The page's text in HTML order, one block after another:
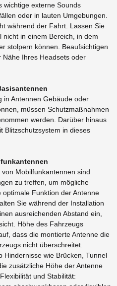
wichtige externe Sounds
oder in lauten Umgebungen.
während der Fahrt. Lassen Sie
in einem Bereich, in dem
stolpern können. Beaufsichtigen
Nähe Ihres Headsets oder
in Antennen Gebäude oder
müssen Schutzmaßnahmen
werden. Darüber hinaus
Blitzschutzsystem in dieses
Mobilfunkantennen sind
zu treffen, um mögliche
Funktion der Antenne
Sie während der Installation
ausreichenden Abstand ein,
Höhe des Fahrzeugs
dass die montierte Antenne die
nicht überschreitet.
Hindernisse wie Brücken, Tunnel
zusätzliche Höhe der Antenne
und Stabilität: